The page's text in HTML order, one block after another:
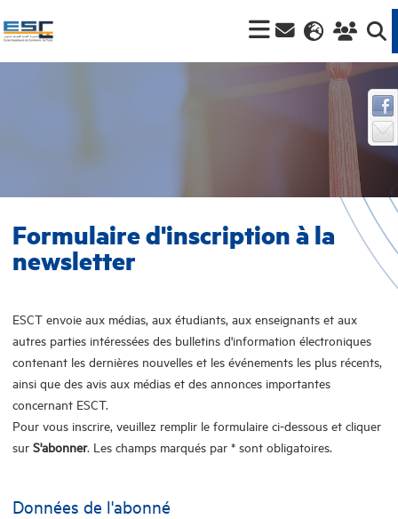
Formulaire d'inscription à la
newsletter
ESCT envoie aux médias, aux étudiants, aux enseignants et aux
autres parties intéressées des bulletins d'information électroniques
contenant les dernières nouvelles et les événements les plus récents,
ainsi que des avis aux médias et des annonces importantes
concernant ESCT.
Pour vous inscrire, veuillez remplir le formulaire ci-dessous et cliquer
sur S'abonner. Les champs marqués par * sont obligatoires.
Données de l'abonné